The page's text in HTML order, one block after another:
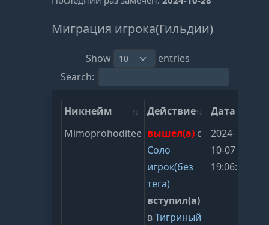
Миграция игрока(Гильдии)
Show
entries
Search:
Никнейм Действие
Дата
Mimoprohoditee вышел(а) с
Соло
игрок(без
тега)
вступил(а)
вТигриный
2024-
10-07
19:06:51